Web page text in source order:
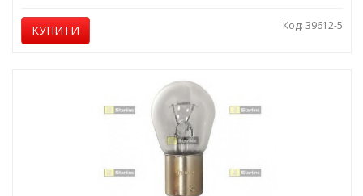
КУПИТИ Код: 39612-5